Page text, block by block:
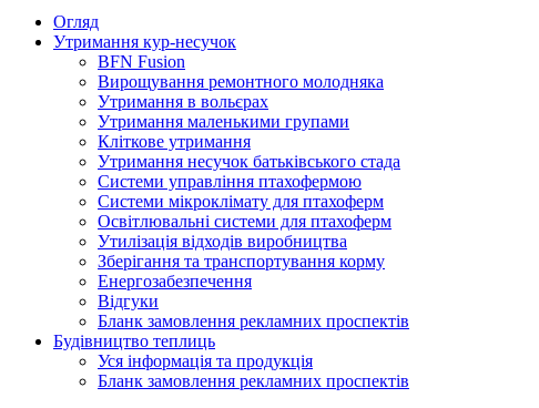
Огляд
Утримання кур-несучок
BFN Fusion
Вирощування ремонтного молодняка
Утримання в вольєрах
Утримання маленькими групами
Кліткове утримання
Утримання несучок батьківського стада
Системи управління птахофермою
Системи мікроклімату для птахоферм
Освітлювальні системи для птахоферм
Утилізація відходів виробництва
Зберігання та транспортування корму
Енергозабезпечення
Відгуки
Бланк замовлення рекламних проспектів
Будівництво теплиць
Уся інформація та продукція
Бланк замовлення рекламних проспектів